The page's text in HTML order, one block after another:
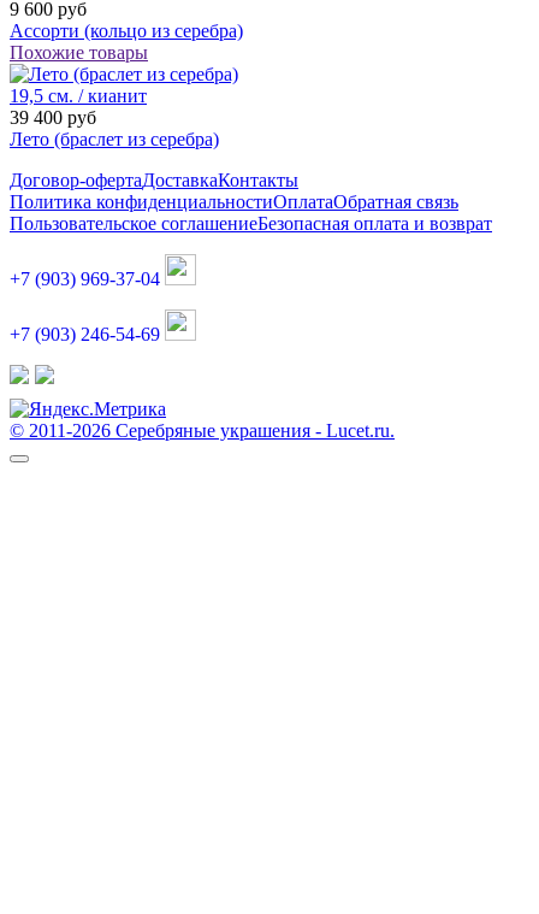
9 600 руб
Ассорти (кольцо из серебра)
Похожие товары
19,5 см. / кианит
39 400 руб
Лето (браслет из серебра)
Договор-офертаДоставкаКонтакты
Политика конфиденциальностиОплатаОбратная связь
Пользовательское соглашениеБезопасная оплата и возврат
+7 (903) 969-37-04
+7 (903) 246-54-69
© 2011-2026 Серебряные украшения - Lucet.ru.